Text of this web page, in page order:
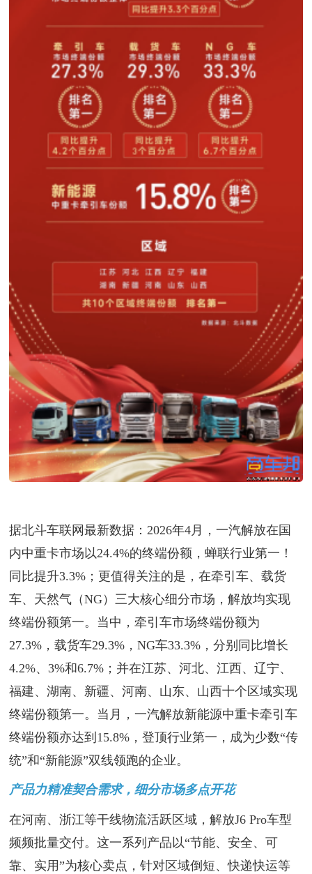
据北斗车联网最新数据：2026年4月，一汽解放在国
内中重卡市场以24.4%的终端份额，蝉联行业第一！
同比提升3.3%；更值得关注的是，在牵引车、载货
车、天然气（NG）三大核心细分市场，解放均实现
终端份额第一。当中，牵引车市场终端份额为
27.3%，载货车29.3%，NG车33.3%，分别同比增长
4.2%、3%和6.7%；并在江苏、河北、江西、辽宁、
福建、湖南、新疆、河南、山东、山西十个区域实现
终端份额第一。当月，一汽解放新能源中重卡牵引车
终端份额亦达到15.8%，登顶行业第一，成为少数“传
统”和“新能源”双线领跑的企业。
产品力精准契合需求，细分市场多点开花
在河南、浙江等干线物流活跃区域，解放J6 Pro车型
频频批量交付。这一系列产品以“节能、安全、可
靠、实用”为核心卖点，针对区域倒短、快递快运等